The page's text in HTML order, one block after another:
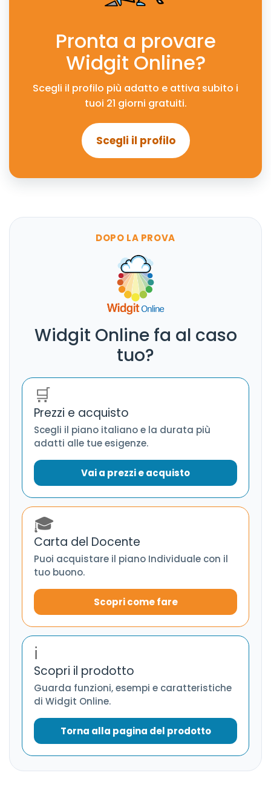
Pronta a provare
Widgit Online?
Scegli il profilo più adatto e attiva subito i
tuoi 21 giorni gratuiti.
Scegli il profilo
DOPO LA PROVA
Widgit Online fa al caso
tuo?
🛒
Prezzi e acquisto
Scegli il piano italiano e la durata più
adatti alle tue esigenze.
Vai a prezzi e acquisto
🎓
Carta del Docente
Puoi acquistare il piano Individuale con il
tuo buono.
Scopri come fare
ℹ️
Scopri il prodotto
Guarda funzioni, esempi e caratteristiche
di Widgit Online.
Torna alla pagina del prodotto